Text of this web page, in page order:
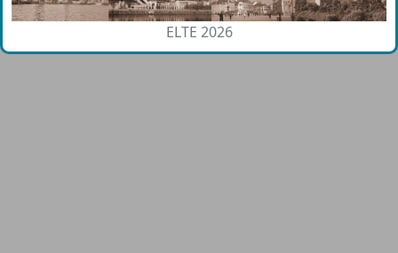
ELTE 2026